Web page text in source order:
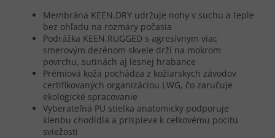
Membrána KEEN.DRY udržuje nohy v suchu a teple
bez ohľadu na rozmary počasia
Podrážka KEEN.RUGGED s agresívnym viac
smerovým dezénom skvele drží na mokrom
povrchu, sutinách aj lesnej hrabance
Prémiová koža pochádza z kožiarskych závodov
certifikovaných organizáciou LWG, čo zaručuje
ekologické spracovanie
Vyberateľná PU stielka anatomicky podporuje
klenbu chodidla a prispieva k celkovému pocitu
sviežosti